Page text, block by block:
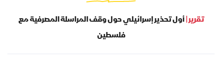
تقرير |أول تحذير إسرائيلي حول وقف المراسلة المصرفية مع
فلسطين